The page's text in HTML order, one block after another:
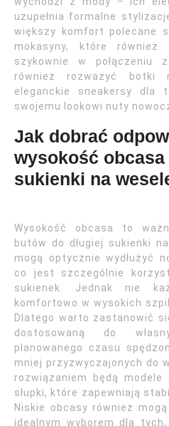
uzupełnia formalne
większy komfort polecane
mokasyny, które również
szykownie w połączeniu
również rozważyć botki
eleganckie sneakersy dla
swojemu lookowi nuty
Jak dobrać
wysokość obcasa
sukienki na
Wysokość obcasa to
butów do długiej sukienki
mogą optycznie wydłużyć
co jest szczególnie
sukienek. Jednak nie
komfortowo w wysokich
Dlatego warto zastanowić
dostosowaną do
planowanego czasu
mniej przyzwyczajonych do
rozwiązaniem będą
słupki, które zapewniają
Niskie obcasy również
idealnym wyborem dla